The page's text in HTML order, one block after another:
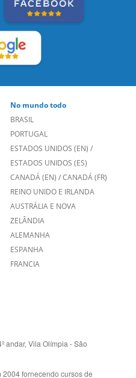
No mundo todo
BRASIL
PORTUGAL
ESTADOS UNIDOS (EN)/
ESTADOS UNIDOS (ES)
CANADÁ (EN) /CANADÁ (FR)
REINO UNIDO E IRLANDA
AUSTRÁLIA E NOVA
ZELÂNDIA
ALEMANHA
andar, Vila Olímpia - São